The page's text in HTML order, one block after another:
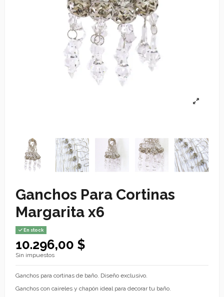
Ganchos Para Cortinas
Margarita x6
En stock
10.296,00 $
Sin impuestos
Ganchos para cortinas de baño. Diseño exclusivo.
Ganchos con caireles y chapón ideal para decorar tu baño.